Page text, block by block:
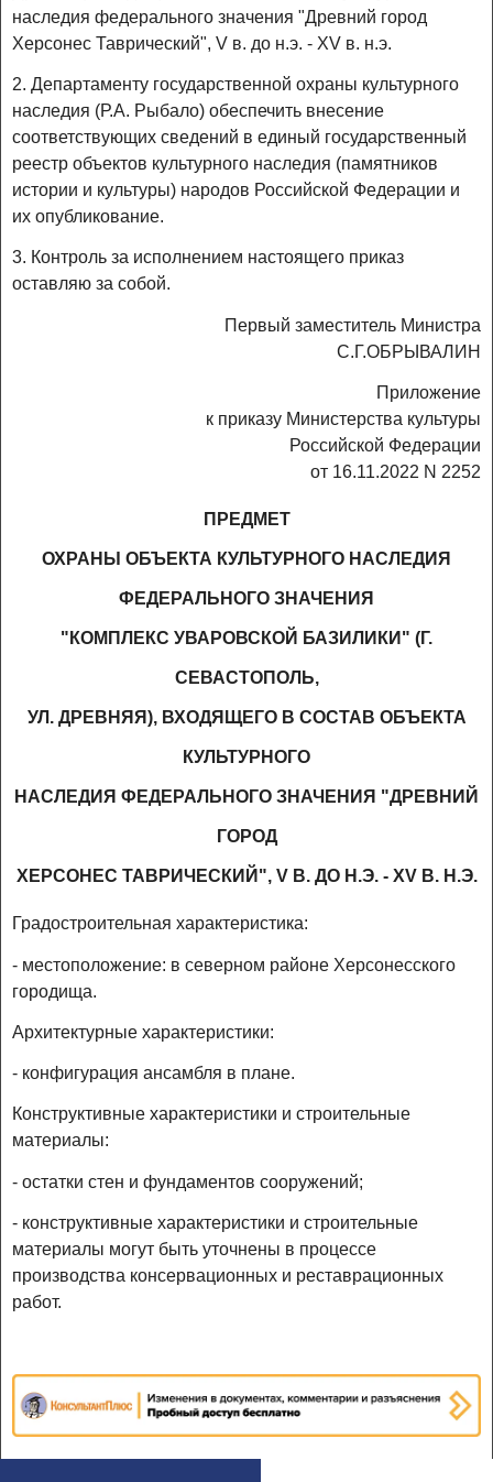
наследия федерального значения "Древний город
Херсонес Таврический", V в. до н.э. - XV в. н.э.
2. Департаменту государственной охраны культурного
наследия (Р.А. Рыбало) обеспечить внесение
соответствующих сведений в единый государственный
реестр объектов культурного наследия (памятников
истории и культуры) народов Российской Федерации и
их опубликование.
3. Контроль за исполнением настоящего приказ
оставляю за собой.
Первый заместитель Министра
С.Г.ОБРЫВАЛИН
Приложение
к приказу Министерства культуры
Российской Федерации
от 16.11.2022 N 2252
ПРЕДМЕТ
ОХРАНЫ ОБЪЕКТА КУЛЬТУРНОГО НАСЛЕДИЯ
ФЕДЕРАЛЬНОГО ЗНАЧЕНИЯ
"КОМПЛЕКС УВАРОВСКОЙ БАЗИЛИКИ" (Г.
СЕВАСТОПОЛЬ,
УЛ. ДРЕВНЯЯ), ВХОДЯЩЕГО В СОСТАВ ОБЪЕКТА
КУЛЬТУРНОГО
НАСЛЕДИЯ ФЕДЕРАЛЬНОГО ЗНАЧЕНИЯ "ДРЕВНИЙ
ГОРОД
ХЕРСОНЕС ТАВРИЧЕСКИЙ", V В. ДО Н.Э. - XV В. Н.Э.
Градостроительная характеристика:
- местоположение: в северном районе Херсонесского
городища.
Архитектурные характеристики:
- конфигурация ансамбля в плане.
Конструктивные характеристики и строительные
материалы:
- остатки стен и фундаментов сооружений;
- конструктивные характеристики и строительные
материалы могут быть уточнены в процессе
производства консервационных и реставрационных
работ.